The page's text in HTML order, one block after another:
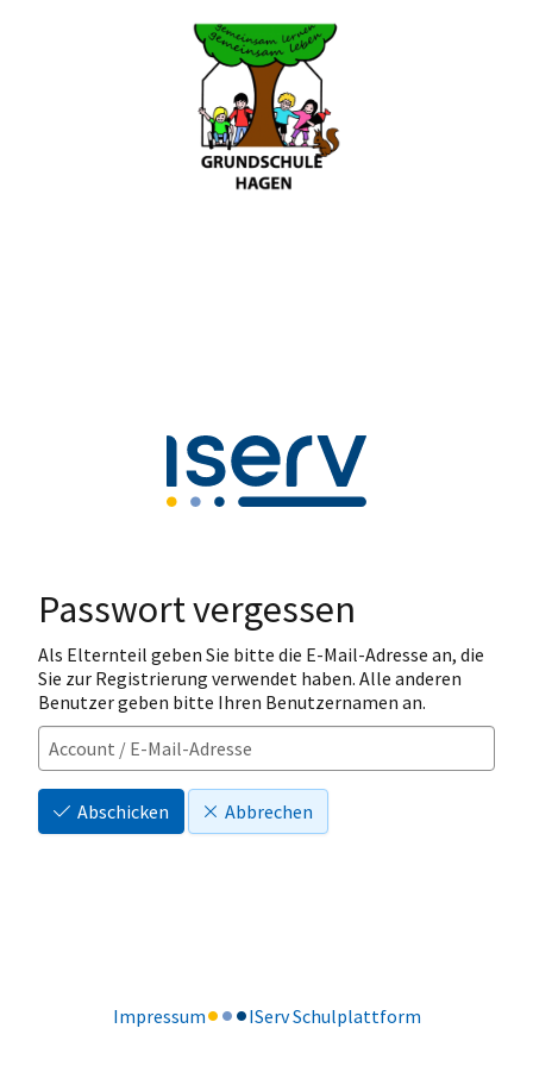
Passwort vergessen
Als Elternteil geben Sie bitte die E-Mail-Adresse an, die
Sie zur Registrierung verwendet haben. Alle anderen
Benutzer geben bitte Ihren Benutzernamen an.
Abschicken Abbrechen
Impressum IServ Schulplattform